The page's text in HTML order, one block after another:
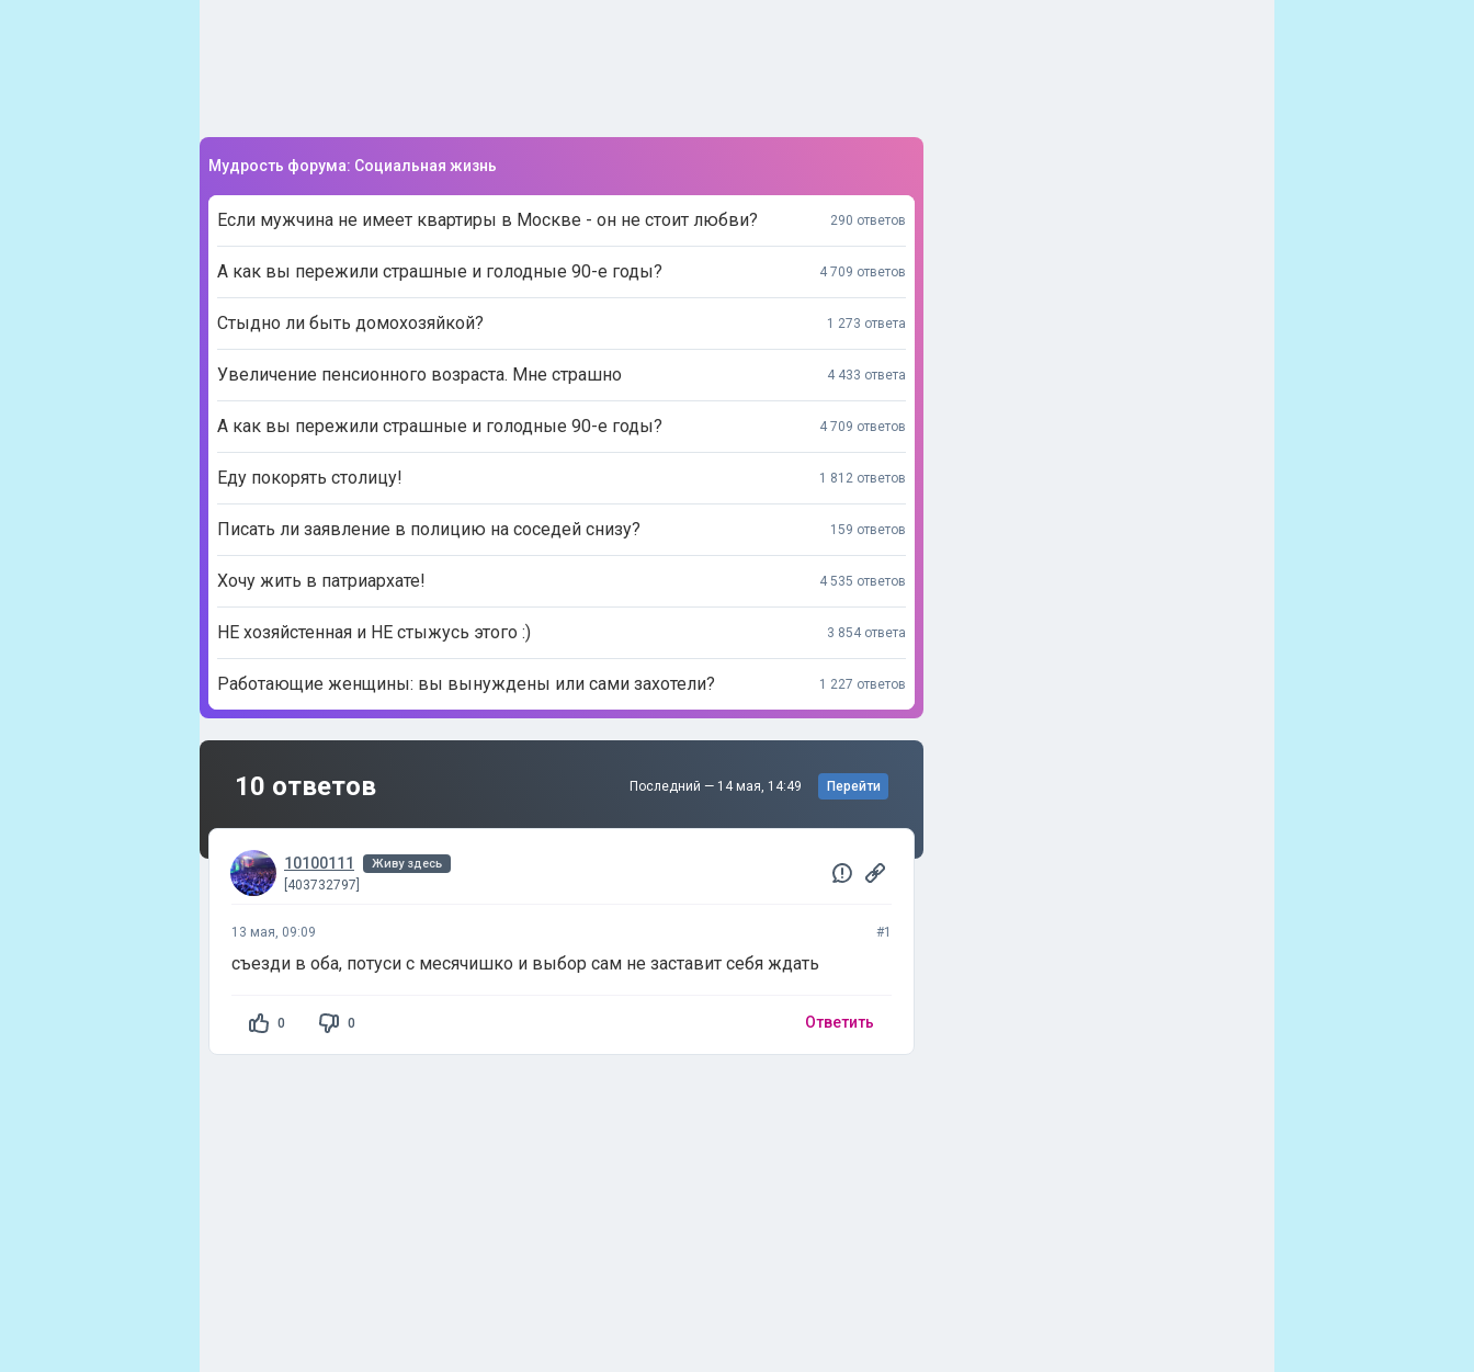
Мудрость форума: Социальная жизнь
Если мужчина не имеет квартиры в Москве - он не стоит любви? 290 ответов
А как вы пережили страшные и голодные 90-е годы? 4 709 ответов
Стыдно ли быть домохозяйкой? 1 273 ответа
Увеличение пенсионного возраста. Мне страшно 4 433 ответа
А как вы пережили страшные и голодные 90-е годы? 4 709 ответов
Еду покорять столицу! 1 812 ответов
Писать ли заявление в полицию на соседей снизу? 159 ответов
Хочу жить в патриархате! 4 535 ответов
НЕ хозяйстенная и НЕ стыжусь этого :) 3 854 ответа
Работающие женщины: вы вынуждены или сами захотели? 1 227 ответов
10 ответов Последний — 14 мая, 14:49 Перейти
10100111 Живу здесь
[403732797]
13 мая, 09:09 #1
съезди в оба, потуси с месячишко и выбор сам не заставит себя ждать
0 0 Ответить